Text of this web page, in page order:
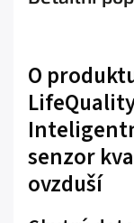
O
senzor
ovzduší